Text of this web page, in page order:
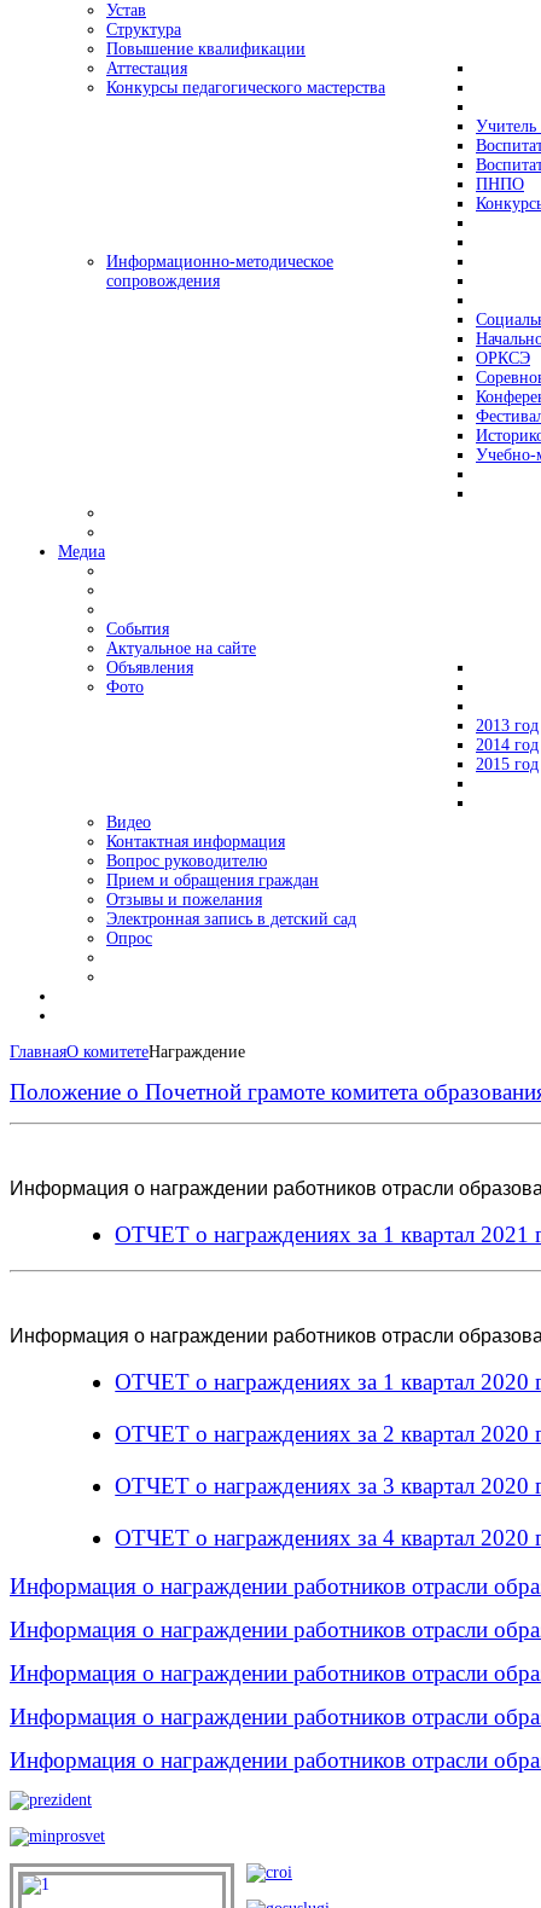
Устав
Структура
Повышение квалификации
Аттестация
Конкурсы педагогического мастерства
Учитель
ПНПО
Информационно-методическое
сопровождения
ОРКСЭ
Учебно-
Медиа
События
Актуальное на сайте
Объявления
Фото
2013 год
2014 год
2015 год
Видео
Контактная информация
Вопрос руководителю
Прием и обращения граждан
Отзывы и пожелания
Электронная запись в детский сад
Опрос
ГлавнаяО комитетеНаграждение
Положение о Почетной грамоте комитета
Информация о награждении работников отрасли
ОТЧЕТ о награждениях за 1 квартал 2021
Информация о награждении работников отрасли
ОТЧЕТ о награждениях за 1 квартал 2020
ОТЧЕТ о награждениях за 2 квартал 2020
ОТЧЕТ о награждениях за 3 квартал 2020
ОТЧЕТ о награждениях за 4 квартал 2020
Информация о награждении работников отрасли
Информация о награждении работников отрасли
Информация о награждении работников отрасли
Информация о награждении работников отрасли
Информация о награждении работников отрасли